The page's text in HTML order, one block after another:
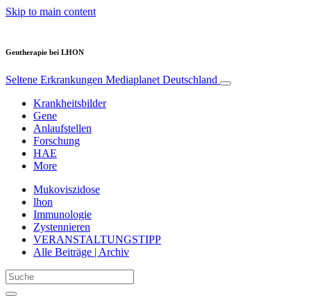
Skip to main content
Gentherapie bei LHON
Seltene Erkrankungen Mediaplanet Deutschland
Krankheitsbilder
Gene
Anlaufstellen
Forschung
HAE
More
Mukoviszidose
lhon
Immunologie
Zystennieren
VERANSTALTUNGSTIPP
Alle Beiträge | Archiv